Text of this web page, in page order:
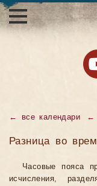
← все календари
Разница во
Часовые пояса
исчисления,